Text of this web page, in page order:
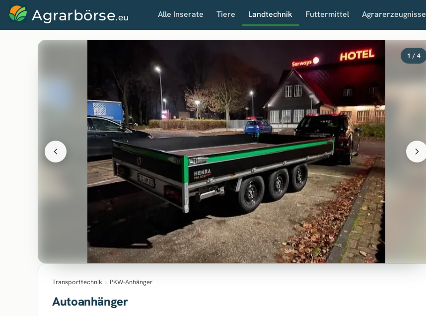
Agrarbörse.eu Alle Inserate Tiere Landtechnik Futtermittel Agrarerzeugnisse
1 / 4
Transporttechnik › PKW-Anhänger
Autoanhänger